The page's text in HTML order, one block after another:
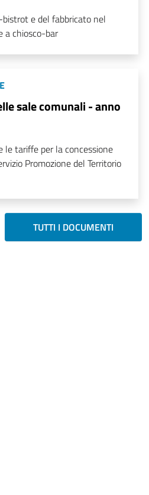
e del fabbricato nel
a chiosco-bar
sale comunali - anno
tariffe per la concessione
Promozione del Territorio
TUTTI I DOCUMENTI